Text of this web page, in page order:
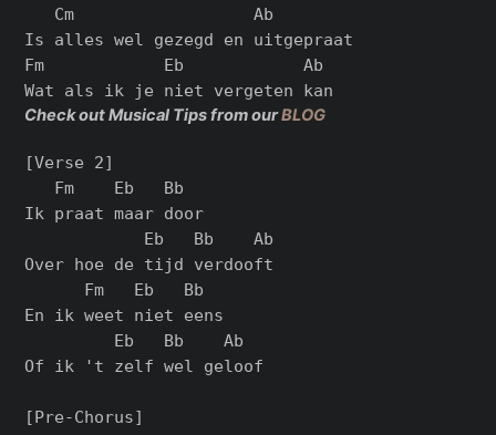
   Cm                  Ab
Is alles wel gezegd en uitgepraat
Fm            Eb            Ab
Check out Musical Tips from ourBLOG
[Verse 2]
   Fm    Eb   Bb
Ik praat maar door
            Eb   Bb    Ab
Over hoe de tijd verdooft
      Fm   Eb   Bb
En ik weet niet eens
         Eb   Bb    Ab
Of ik 't zеlf wel geloof
[Pre-Chorus]